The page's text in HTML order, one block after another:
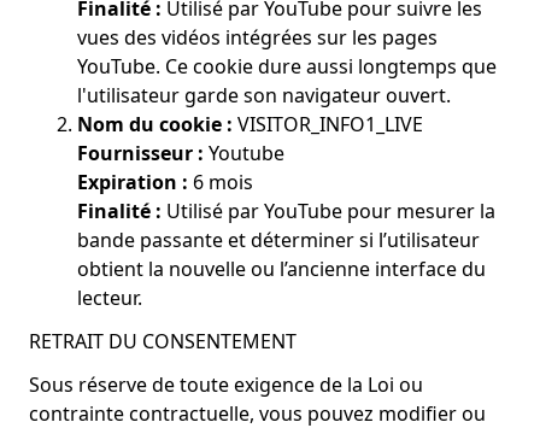
Finalité : Utilisé par YouTube pour suivre les
vues des vidéos intégrées sur les pages
YouTube. Ce cookie dure aussi longtemps que
l'utilisateur garde son navigateur ouvert.
Nom du cookie : VISITOR_INFO1_LIVE
Fournisseur : Youtube
Expiration : 6 mois
Finalité : Utilisé par YouTube pour mesurer la
bande passante et déterminer si l’utilisateur
obtient la nouvelle ou l’ancienne interface du
lecteur.
RETRAIT DU CONSENTEMENT
Sous réserve de toute exigence de la Loi ou
contrainte contractuelle, vous pouvez modifier ou